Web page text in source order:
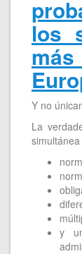
los
Y no
La
simultánea
y